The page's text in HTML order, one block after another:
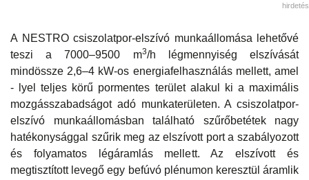
hirdetés
A NESTRO csiszolatpor-elszívó munkaállomása lehetővé
teszi a 7000–9500 m3/h légmennyiség elszívását
mindössze 2,6–4 kW-os energiafelhasználás mellett, amel
- lyel teljes körű pormentes terület alakul ki a maximális
mozgásszabadságot adó munkaterületen. A csiszolatpor-
elszívó munkaállomásban található szűrőbetétek nagy
hatékonysággal szűrik meg az elszívott port a szabályozott
és folyamatos légáramlás mellett. Az elszívott és
megtisztított levegő egy befúvó plénumon keresztül áramlik